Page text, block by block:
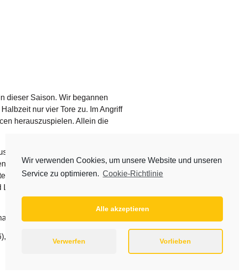
dieser Saison. Wir begannen
nur vier Tore zu. Im Angriff
herauszuspielen. Allein die
Mit dem sicheren Polster im
kein Tor erzielt werden konnte,
Doch die Mädels besannen sich gerade
im Tor die entscheidenden Würfe
Nuria und Shirin
Wir verwenden Cookies, um unsere Website und unseren
Service zu optimieren. Cookie-Richtlinie
Alle akzeptieren
Verwerfen Vorlieben